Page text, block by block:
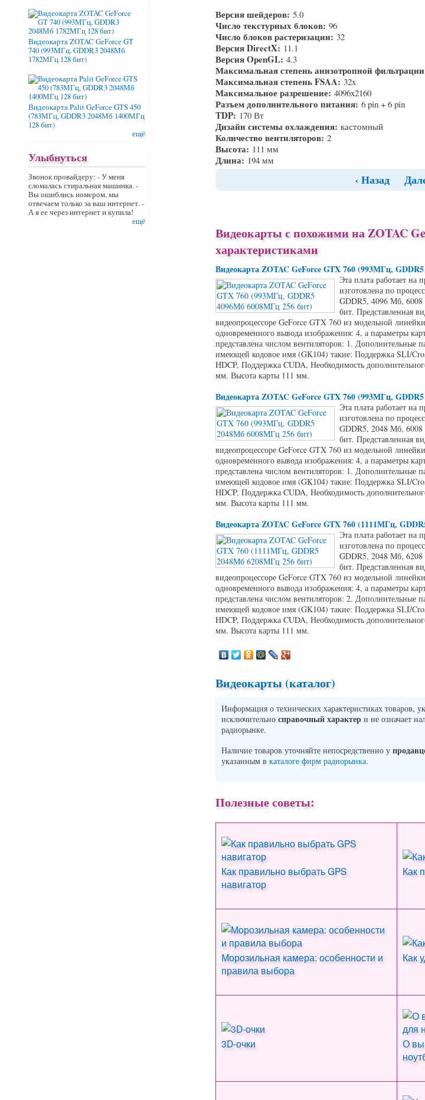
Версия шейдеров: 5.0
Число текстурных блоков: 96
Число блоков растеризации: 32
Версия DirectX: 11.1
Версия OpenGL: 4.3
Максимальная степень анизотропной
Максимальная степень FSAA: 32x
Максимальное разрешение: 4096x2160
Разъем дополнительного питания: 6 pin + 6 pin
TDP: 170 Вт
Дизайн системы охлаждения: кастомный
Количество вентиляторов: 2
Высота: 111 мм
Длина: 194 мм
‹ Назад
Видеокарты с похожими на ZOTAC
характеристиками
Видеокарта ZOTAC GeForce GTX 760 (993МГц,
Эта плата работает на
изготовлена по
GDDR5, 4096 Мб,
бит. Представленная
видеопроцессоре GeForce GTX 760 из модельной
одновременного вывода изображения: 4, а параметры
представлена числом вентиляторов: 1. Дополнительные
имеющей кодовое имя (GK104) такие: Поддержка SLI/
HDCP, Поддержка CUDA, Необходимость
мм. Высота карты 111 мм.
Видеокарта ZOTAC GeForce GTX 760 (993МГц,
Эта плата работает на
изготовлена по
GDDR5, 2048 Мб,
бит. Представленная
видеопроцессоре GeForce GTX 760 из модельной
одновременного вывода изображения: 4, а параметры
представлена числом вентиляторов: 1. Дополнительные
имеющей кодовое имя (GK104) такие: Поддержка SLI/
HDCP, Поддержка CUDA, Необходимость
мм. Высота карты 111 мм.
Видеокарта ZOTAC GeForce GTX 760 (1111МГц,
Эта плата работает на
изготовлена по
GDDR5, 2048 Мб,
бит. Представленная
видеопроцессоре GeForce GTX 760 из модельной
одновременного вывода изображения: 4, а параметры
представлена числом вентиляторов: 2. Дополнительные
имеющей кодовое имя (GK104) такие: Поддержка SLI/
HDCP, Поддержка CUDA, Необходимость
мм. Высота карты 111 мм.
Видеокарты (каталог)
Информация о технических характеристиках товаров,
исключительно справочный характери не означает
радиорынке.
Наличие товаров уточняйте непосредственно у
указанным в каталоге фирм радиорынка.
Полезные советы:
Как правильно выбрать GPS
навигатор
Как
Морозильная камера: особенности и
правила выбора
Как
3D-очки
О
Видеокарта ZOTAC GeForce GT
740 (993МГц, GDDR3 2048Мб
1782МГц 128 бит)
Видеокарта Palit GeForce GTS 450
(783МГц, GDDR3 2048Мб 1400МГц
128 бит)
ещё
Улыбнуться
Звонок провайдеру: - У меня
сломалась стиральная машинка. -
Вы ошиблись номером, мы
отвечаем только за ваш интернет. -
А я ее через интернет и купила!
ещё